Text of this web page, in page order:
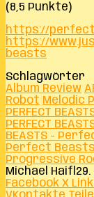
(8,5 Punkte)
https://
https://
beasts
Schlagwörter
Album Review
Robot Melodic
PERFECT
PERFECT
BEASTS -
Perfect
Progressive
Michael Haifl
Facebook X